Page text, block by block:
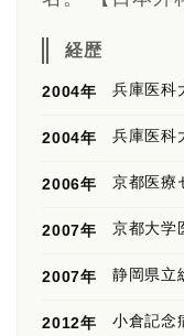
経歴
2004年 兵庫医科
2004年 兵庫医科
2006年 京都医療
2007年 京都大学
2007年 静岡県立
2012年 小倉記念